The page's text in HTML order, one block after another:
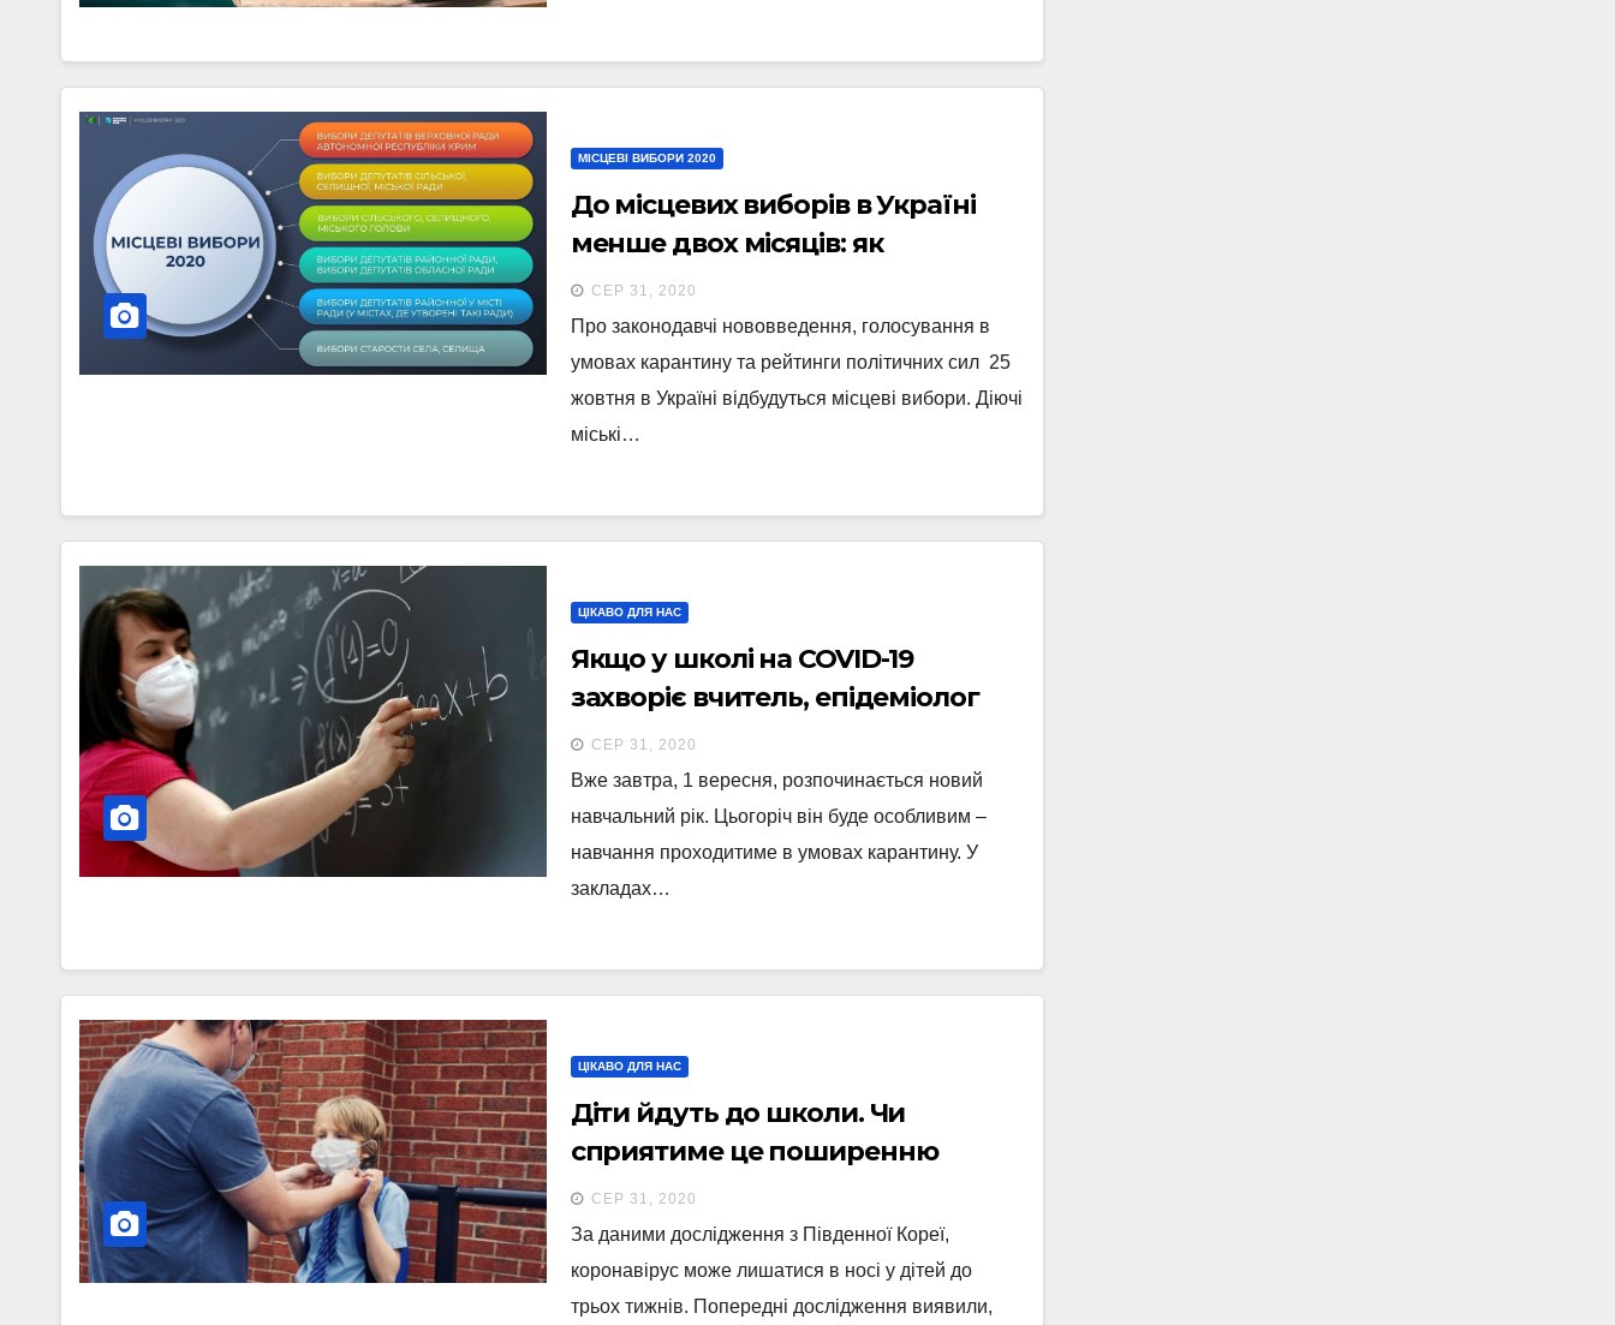
МІСЦЕВІ ВИБОРИ 2020
До місцевих виборів в Україні
менше двох місяців: як
готуються до них партії та їхні
кандидати?
СЕР 31, 2020
Про законодавчі нововведення, голосування в
умовах карантину та рейтинги політичних сил 25
жовтня в Україні відбудуться місцеві вибори. Діючі
міські…
ЦІКАВО ДЛЯ НАС
Якщо у школі на COVID-19
захворіє вчитель, епідеміолог
визначить, кому потрібна
самоізоляція, – Степанов
СЕР 31, 2020
Вже завтра, 1 вересня, розпочинається новий
навчальний рік. Цьогоріч він буде особливим –
навчання проходитиме в умовах карантину. У
закладах…
ЦІКАВО ДЛЯ НАС
Діти йдуть до школи. Чи
сприятиме це поширенню
коронавірусу
СЕР 31, 2020
За даними дослідження з Південної Кореї,
коронавірус може лишатися в носі у дітей до
трьох тижнів. Попередні дослідження виявили,